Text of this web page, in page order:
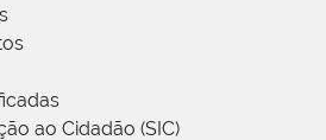
ao Cidadão (SIC)